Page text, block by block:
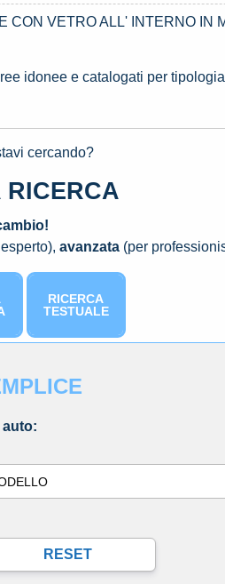
CON VETRO ALL' INTERNO IN
idonee e catalogati per
cercando?
RICERCA
avanzata (per
RICERCA
TESTUALE
auto: